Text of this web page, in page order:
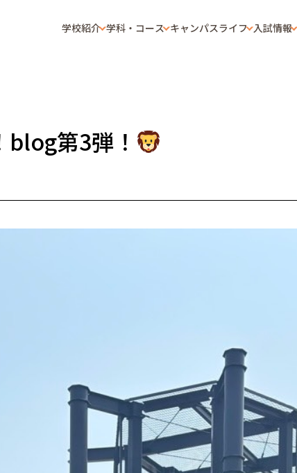
学校紹介 学科・コース キャンパスライフ 入試情報
第3弾！